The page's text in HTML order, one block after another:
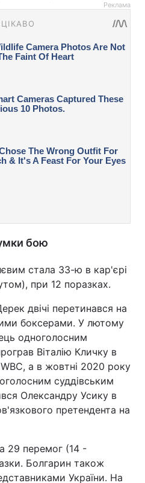
Реклама
бою
стала 33-ю в кар'єрі
при 12 поразках.
двічі перетинався на
боксерами. У лютому
одноголосним
Віталію Кличку в
а в жовтні 2020 року
суддівським
Олександру Усику в
претендента на
29 перемог (14 -
Болгарин також
України. На